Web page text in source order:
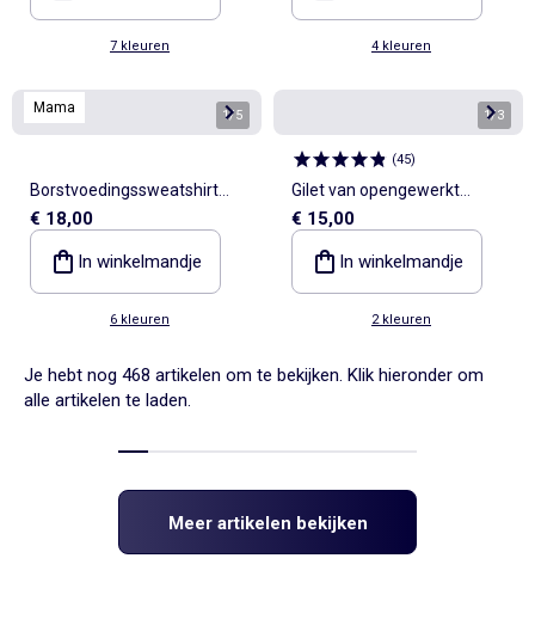
7 kleuren 4 kleuren
Mama 1/5
Borstvoedingssweatshirt
met print
€ 18,00
In winkelmandje
6 kleuren
1/3
(45)
Gilet van opengewerkt
haakbreisel
€ 15,00
In winkelmandje
2 kleuren
Je hebt nog 468 artikelen om te bekijken. Klik hieronder om
alle artikelen te laden.
Meer artikelen bekijken